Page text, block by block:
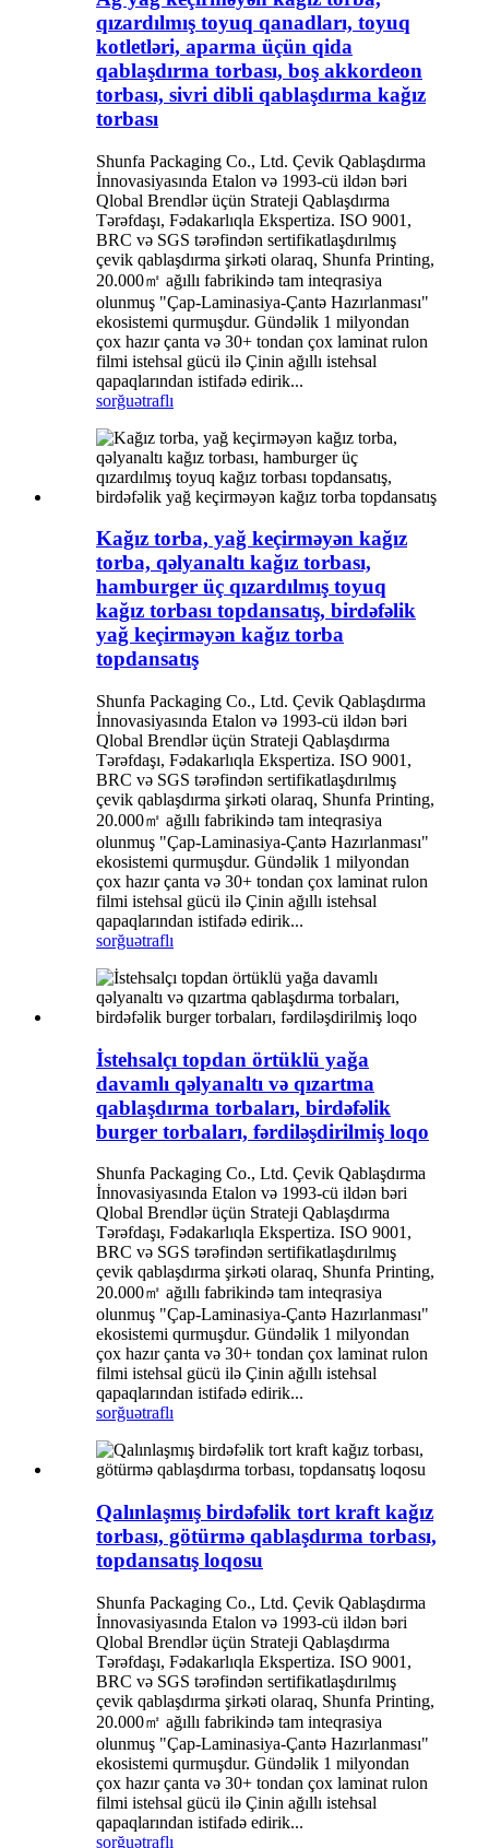
qızardılmış toyuq qanadları, toyuq
kotletləri, aparma üçün qida
qablaşdırma torbası, boş akkordeon
torbası, sivri dibli qablaşdırma kağız
torbası
Shunfa Packaging Co., Ltd. Çevik Qablaşdırma
İnnovasiyasında Etalon və 1993-cü ildən bəri
Qlobal Brendlər üçün Strateji Qablaşdırma
Tərəfdaşı, Fədakarlıqla Ekspertiza. ISO 9001,
BRC və SGS tərəfindən sertifikatlaşdırılmış
çevik qablaşdırma şirkəti olaraq, Shunfa Printing,
20.000㎡ ağıllı fabrikində tam inteqrasiya
olunmuş "Çap-Laminasiya-Çantə Hazırlanması"
ekosistemi qurmuşdur. Gündəlik 1 milyondan
çox hazır çanta və 30+ tondan çox laminat rulon
filmi istehsal gücü ilə Çinin ağıllı istehsal
qapaqlarından istifadə edirik...
sorğuətraflı
Kağız torba, yağ keçirməyən kağız
torba, qəlyanaltı kağız torbası,
hamburger üç qızardılmış toyuq
kağız torbası topdansatış, birdəfəlik
yağ keçirməyən kağız torba
topdansatış
Shunfa Packaging Co., Ltd. Çevik Qablaşdırma
İnnovasiyasında Etalon və 1993-cü ildən bəri
Qlobal Brendlər üçün Strateji Qablaşdırma
Tərəfdaşı, Fədakarlıqla Ekspertiza. ISO 9001,
BRC və SGS tərəfindən sertifikatlaşdırılmış
çevik qablaşdırma şirkəti olaraq, Shunfa Printing,
20.000㎡ ağıllı fabrikində tam inteqrasiya
olunmuş "Çap-Laminasiya-Çantə Hazırlanması"
ekosistemi qurmuşdur. Gündəlik 1 milyondan
çox hazır çanta və 30+ tondan çox laminat rulon
filmi istehsal gücü ilə Çinin ağıllı istehsal
qapaqlarından istifadə edirik...
sorğuətraflı
İstehsalçı topdan örtüklü yağa
davamlı qəlyanaltı və qızartma
qablaşdırma torbaları, birdəfəlik
burger torbaları, fərdiləşdirilmiş loqo
Shunfa Packaging Co., Ltd. Çevik Qablaşdırma
İnnovasiyasında Etalon və 1993-cü ildən bəri
Qlobal Brendlər üçün Strateji Qablaşdırma
Tərəfdaşı, Fədakarlıqla Ekspertiza. ISO 9001,
BRC və SGS tərəfindən sertifikatlaşdırılmış
çevik qablaşdırma şirkəti olaraq, Shunfa Printing,
20.000㎡ ağıllı fabrikində tam inteqrasiya
olunmuş "Çap-Laminasiya-Çantə Hazırlanması"
ekosistemi qurmuşdur. Gündəlik 1 milyondan
çox hazır çanta və 30+ tondan çox laminat rulon
filmi istehsal gücü ilə Çinin ağıllı istehsal
qapaqlarından istifadə edirik...
sorğuətraflı
Qalınlaşmış birdəfəlik tort kraft kağız
torbası, götürmə qablaşdırma torbası,
topdansatış loqosu
Shunfa Packaging Co., Ltd. Çevik Qablaşdırma
İnnovasiyasında Etalon və 1993-cü ildən bəri
Qlobal Brendlər üçün Strateji Qablaşdırma
Tərəfdaşı, Fədakarlıqla Ekspertiza. ISO 9001,
BRC və SGS tərəfindən sertifikatlaşdırılmış
çevik qablaşdırma şirkəti olaraq, Shunfa Printing,
20.000㎡ ağıllı fabrikində tam inteqrasiya
olunmuş "Çap-Laminasiya-Çantə Hazırlanması"
ekosistemi qurmuşdur. Gündəlik 1 milyondan
çox hazır çanta və 30+ tondan çox laminat rulon
filmi istehsal gücü ilə Çinin ağıllı istehsal
qapaqlarından istifadə edirik...
sorğuətraflı